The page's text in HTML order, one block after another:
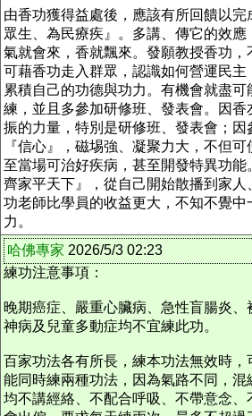
由香功獲得益處後，應該有所回饋以
眾生、為民療疾』。多講、傳它的效應
氣就會來，香就飄來。發願教授香功
可藉香功走入群眾，認識如何營運民
累積自己的功德與功力。有機會就盡
練，並且多參加研修班、發表會。因
振的力量，特別是研修班、發表會；
『信心』，磁埸強、凝聚力大，不但
至當場可治好疾病，甚至開發特異功
齊家平天下』，從自己開始散播到家人
功老師比學員的收益更大，不知不覺中
力。
哈佛專家 2026/5/3 02:23
練功注意事項：
晚期癌症、嚴重心臟病、急性盲腸炎
神病及兒童多動症均不宜練此功。
百家功法各有所長，練本功法無效時，
能同時練兩種功法，因為氣路不同，混
均不講經絡、不配合呼吸、不帶意念、